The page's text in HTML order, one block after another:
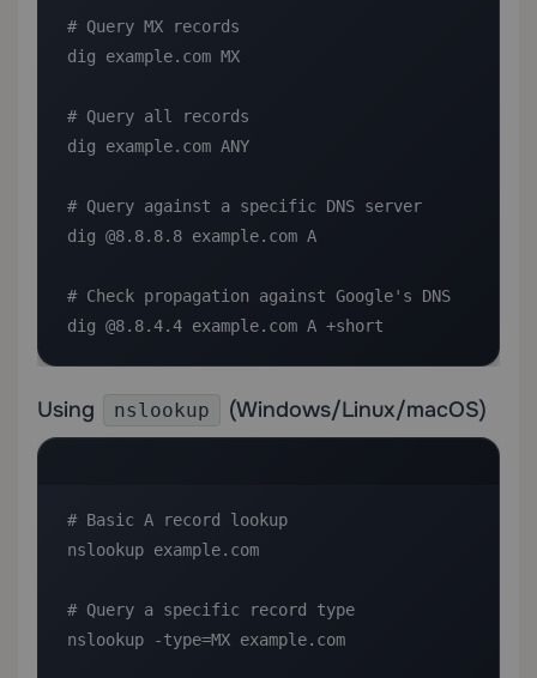
# Query MX records
dig example.com MX
# Query all records
dig example.com ANY
# Query against a specific DNS server
dig @8.8.8.8 example.com A
# Check propagation against Google's DNS
dig @8.8.4.4 example.com A +short
Using nslookup (Windows/Linux/macOS)
# Basic A record lookup
nslookup example.com
# Query a specific record type
nslookup -type=MX example.com